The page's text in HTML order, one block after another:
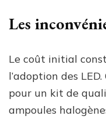
Les
Le coût initial
l’adoption des
pour un kit de
ampoules